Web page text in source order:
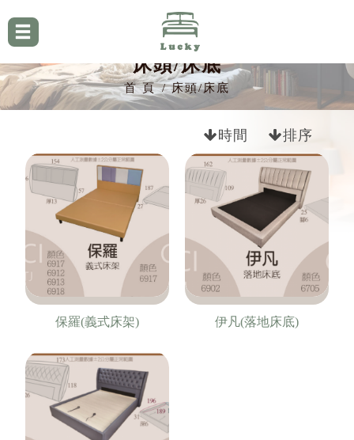
床頭/床底
首 頁 床頭/床底
時間 排序
保羅(義式床架) 伊凡(落地床底)